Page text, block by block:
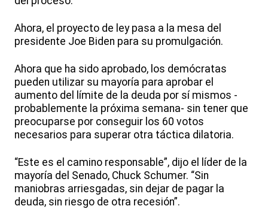
Ahora, el proyecto de ley pasa a la mesa del
presidente Joe Biden para su promulgación.
Ahora que ha sido aprobado, los demócratas
pueden utilizar su mayoría para aprobar el
aumento del límite de la deuda por sí mismos -
probablemente la próxima semana- sin tener que
preocuparse por conseguir los 60 votos
necesarios para superar otra táctica dilatoria.
“Este es el camino responsable”, dijo el líder de la
mayoría del Senado, Chuck Schumer. “Sin
maniobras arriesgadas, sin dejar de pagar la
deuda, sin riesgo de otra recesión”.